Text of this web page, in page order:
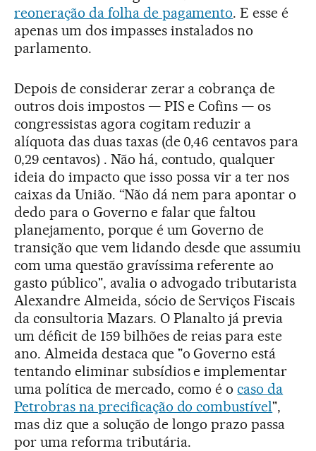
reoneração da folha de pagamento. E esse é
apenas um dos impasses instalados no
parlamento.
Depois de considerar zerar a cobrança de
outros dois impostos — PIS e Cofins — os
congressistas agora cogitam reduzir a
alíquota das duas taxas (de 0,46 centavos para
0,29 centavos) . Não há, contudo, qualquer
ideia do impacto que isso possa vir a ter nos
caixas da União. “Não dá nem para apontar o
dedo para o Governo e falar que faltou
planejamento, porque é um Governo de
transição que vem lidando desde que assumiu
com uma questão gravíssima referente ao
gasto público", avalia o advogado tributarista
Alexandre Almeida, sócio de Serviços Fiscais
da consultoria Mazars. O Planalto já previa
um déficit de 159 bilhões de reias para este
ano. Almeida destaca que "o Governo está
tentando eliminar subsídios e implementar
uma política de mercado, como é ocaso da
Petrobras na precificação do combustível",
mas diz que a solução de longo prazo passa
por uma reforma tributária.